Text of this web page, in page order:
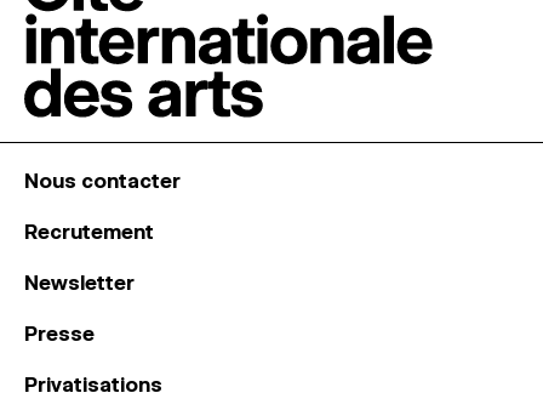
Nous contacter
Recrutement
Newsletter
Presse
Privatisations